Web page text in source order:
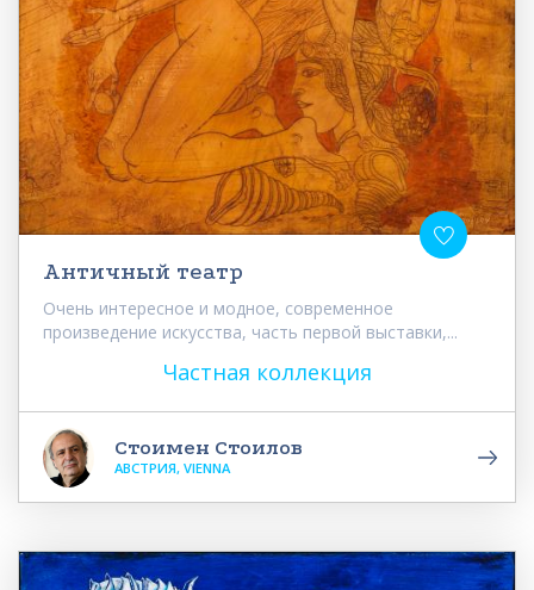
Античный театр
Очень интересное и модное, современное
произведение искусства, часть первой выставки,...
Частная коллекция
Стоимен Стоилов
АВСТРИЯ, VIENNA